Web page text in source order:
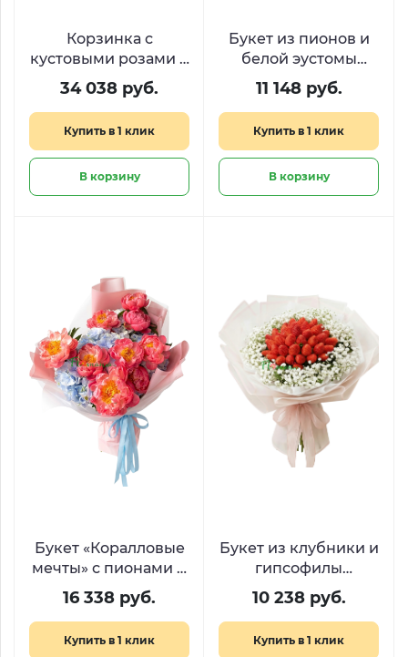
Корзинка с
кустовыми розами и
клубникой в
шоколаде
моменты»
34 038 руб.
Купить в 1 клик
В корзину
Букет из пионов и
белой эустомы
«Розовая мечта»
11 148 руб.
Купить в 1 клик
В корзину
Букет «Коралловые
мечты» с пионами и
гортензией
16 338 руб.
Купить в 1 клик
Букет из клубники и
гипсофилы
«Поцелуй лета»
10 238 руб.
Купить в 1 клик